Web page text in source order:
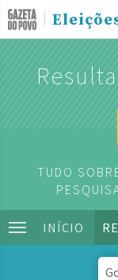
TUDO
INÍCIO